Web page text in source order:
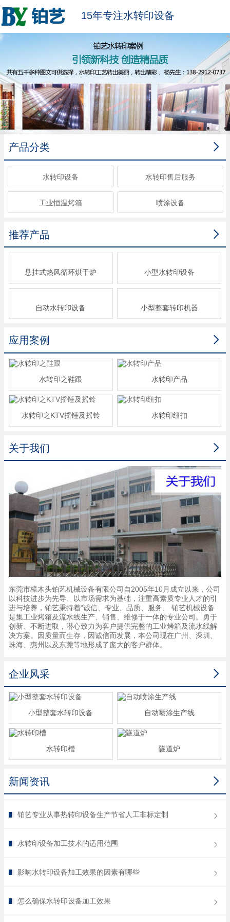
15年专注水转印设备

产品分类
水转印设备 水转印售后服务
工业恒温烤箱 喷涂设备

推荐产品
悬挂式热风循环烘干炉 小型水转印设备
自动水转印设备 小型整套转印机器

应用案例
水转印之鞋跟 水转印产品
水转印之KTV摇锤及摇铃 水转印纽扣

关于我们
东莞市樟木头铂艺机械设备有限公司自2005年10月成立以来，公司
以科技进步为先导、以市场需求为基础，注重高素质专业人才的引
进与培养，铂艺秉持着“诚信、专业、品质、服务、 铂艺机械设备
是集工业烤箱及流水线生产、销售、维修于一体的专业公司。勇于
创新、不断进取，潜心致力为客户提供完整的工业烤箱及流水线解
决方案。因质量而生存，因诚信而发展，本公司现在广州、深圳、
珠海、惠州以及东莞等地形成了庞大的客户群体。

企业风采
小型整套水转印设备 自动喷涂生产线
水转印槽 隧道炉

新闻资讯
铂艺专业从事热转印设备生产节省人工非标定制
水转印设备加工技术的适用范围
影响水转印设备加工效果的因素有哪些
怎么确保水转印设备加工效果